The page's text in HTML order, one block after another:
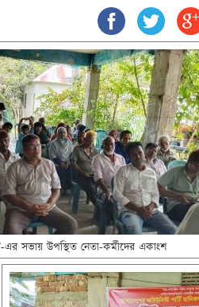
এর সভায় উপস্থিত নেতা-কর্মীদের একাংশ